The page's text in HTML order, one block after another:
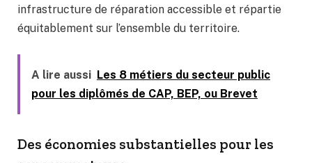
infrastructure de réparation accessible et répartie
équitablement sur l’ensemble du territoire.
A lire aussi Les 8 métiers du secteur public
pour les diplômés de CAP, BEP, ou Brevet
Des économies substantielles pour les